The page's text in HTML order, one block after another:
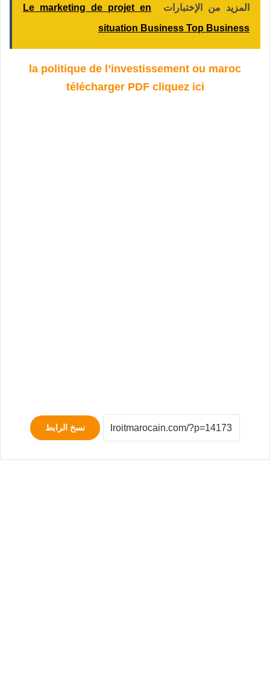
المزيد من الإختبارات
Le marketing de projet en
situation Business Top Business
la politique de l’investissement ou maroc
télécharger PDF cliquez ici
نسخ الرابط